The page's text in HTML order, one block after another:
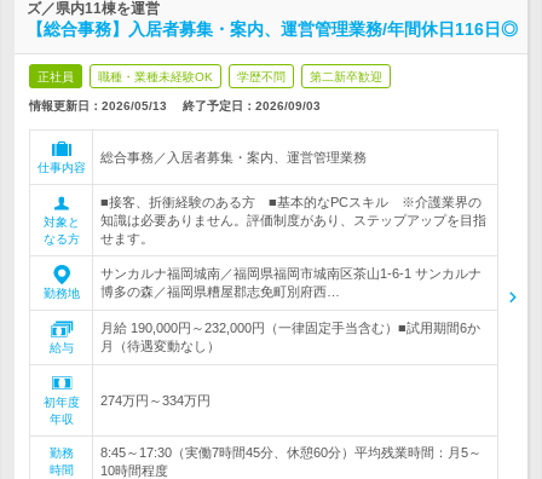
ズ／県内11棟を運営
【総合事務】入居者募集・案内、運営管理業務/年間休日116日◎
正社員 職種・業種未経験OK 学歴不問 第二新卒歓迎
情報更新日：2026/05/13 終了予定日： 2026/09/03
仕事内容
総合事務／入居者募集・案内、運営管理業務
対象と
なる方
■接客、折衝経験のある方 ■基本的なPCスキル ※介護業界の
知識は必要ありません。評価制度があり、ステップアップを目指
せます。
勤務地
サンカルナ福岡城南／福岡県福岡市城南区茶山1-6-1 サンカルナ
博多の森／福岡県糟屋郡志免町別府西…
給与
月給 190,000円～232,000円（一律固定手当含む）■試用期間6か
月（待遇変動なし）
初年度
年収
274万円～334万円
勤務
時間
8:45～17:30（実働7時間45分、休憩60分）平均残業時間：月5～
10時間程度